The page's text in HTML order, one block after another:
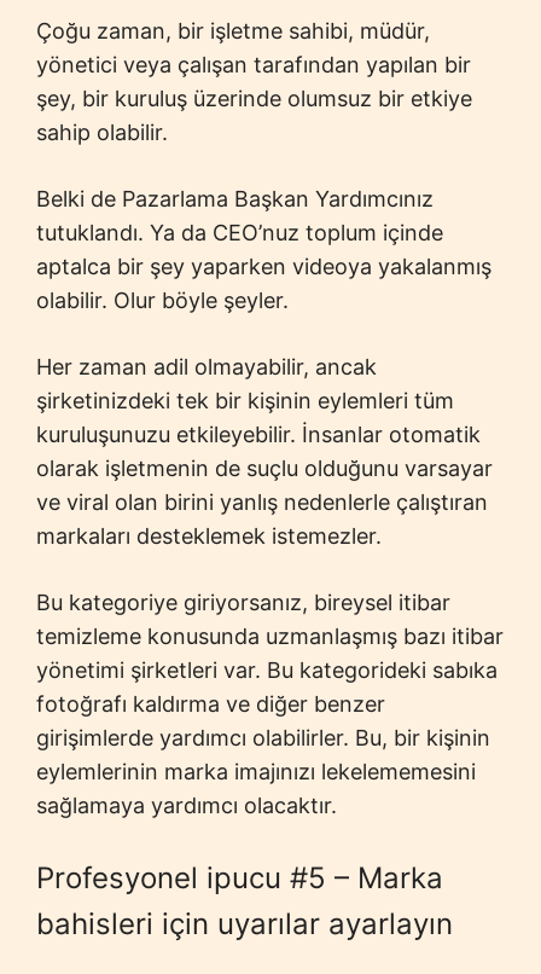
Çoğu zaman, bir işletme sahibi, müdür,
yönetici veya çalışan tarafından yapılan bir
şey, bir kuruluş üzerinde olumsuz bir etkiye
sahip olabilir.
Belki de Pazarlama Başkan Yardımcınız
tutuklandı. Ya da CEO’nuz toplum içinde
aptalca bir şey yaparken videoya yakalanmış
olabilir. Olur böyle şeyler.
Her zaman adil olmayabilir, ancak
şirketinizdeki tek bir kişinin eylemleri tüm
kuruluşunuzu etkileyebilir. İnsanlar otomatik
olarak işletmenin de suçlu olduğunu varsayar
ve viral olan birini yanlış nedenlerle çalıştıran
markaları desteklemek istemezler.
Bu kategoriye giriyorsanız, bireysel itibar
temizleme konusunda uzmanlaşmış bazı itibar
yönetimi şirketleri var. Bu kategorideki sabıka
fotoğrafı kaldırma ve diğer benzer
girişimlerde yardımcı olabilirler. Bu, bir kişinin
eylemlerinin marka imajınızı lekelememesini
sağlamaya yardımcı olacaktır.
Profesyonel ipucu #5 – Marka
bahisleri için uyarılar ayarlayın